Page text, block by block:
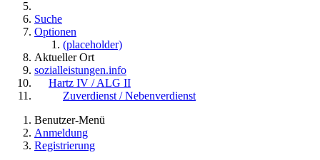
Suche
Optionen
(placeholder)
Aktueller Ort
sozialleistungen.info
Hartz IV / ALG II
Zuverdienst / Nebenverdienst
Benutzer-Menü
Anmeldung
Registrierung